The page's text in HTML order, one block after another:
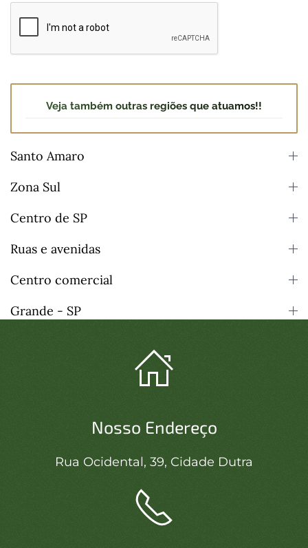
Veja também outras regiões que atuamos!!
Santo Amaro
Zona Sul
Centro de SP
Ruas e avenidas
Centro comercial
Grande - SP
Nosso Endereço
Rua Ocidental, 39, Cidade Dutra